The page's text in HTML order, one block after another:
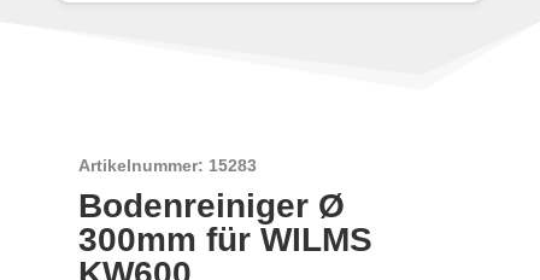
Artikelnummer: 15283
Bodenreiniger Ø
300mm für WILMS